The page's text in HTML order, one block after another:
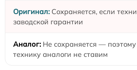
Сохраняется, если
заводской гарантии
Не сохраняется —
технику аналоги не ставим